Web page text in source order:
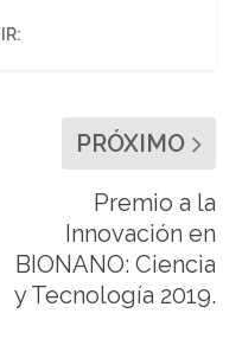
PRÓXIMO
Premio a la
Innovación en
BIONANO: Ciencia
y Tecnología 2019.